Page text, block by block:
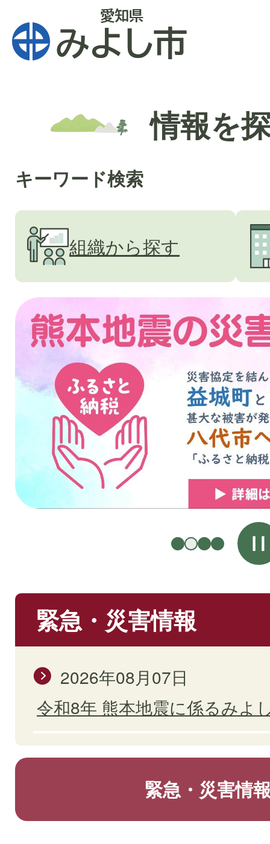
情報を
キーワード検索
組織から探す
3
枚
目
ラ
イ
緊急・災害情報
2026年08月07日
令和8年 熊本地震に係るみよ
緊急・災害情